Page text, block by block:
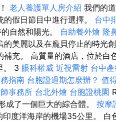
老人養護單人房介紹 我們的
假日節目中進行選擇。 台中
自然和陽光。 自助餐外燴 隆
美麗以及在龐貝停止的時光
充。 高質量的酒店，位於白
。 3 眼科權威 近視雷射 台中
指南 台胞證過期怎麼辦？ 值
事務所 台北外燴 台胞證桃園
成了一個巨大的綜合體。 按摩
度洋海岸的機場35公里。 白